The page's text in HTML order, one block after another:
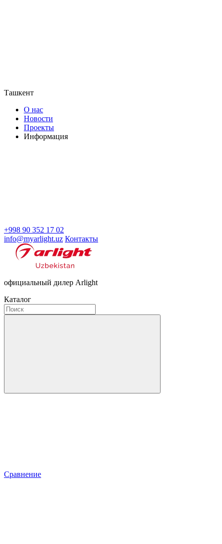
Ташкент
О нас
Новости
Проекты
Информация
+998 90 352 17 02
info@myarlight.uz Контакты
официальный дилер Arlight
Каталог
Сравнение